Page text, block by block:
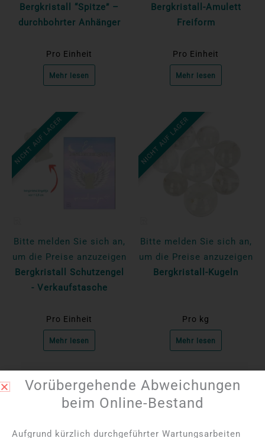
Bergkristall “Spitze” –
durchbohrter Anhänger
Pro Einheit
Mehr lesen
Bergkristall-Amulett
Freiform
Pro Einheit
Mehr lesen
NICHT AUF LAGER
Bitte melden Sie sich an,
um die Preise anzuzeigen
Bergkristall Schutzengel
- Verkaufstasche
Pro Einheit
Mehr lesen
NICHT AUF LAGER
Bitte melden Sie sich an,
um die Preise anzuzeigen
Bergkristall-Kugeln
Pro kg
Mehr lesen
NICHT AUF LAGER NICHT AUF LAGER
Vorübergehende Abweichungen
beim Online-Bestand
Aufgrund kürzlich durchgeführter Wartungsarbeiten